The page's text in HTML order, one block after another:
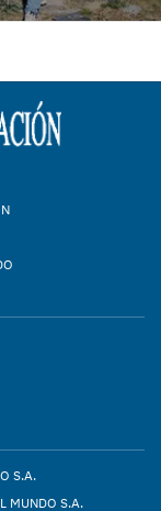
S.A.
MUNDO S.A.